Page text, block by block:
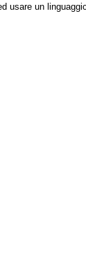
usare un